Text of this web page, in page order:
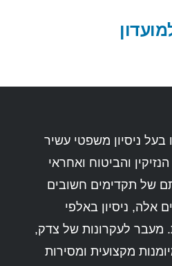
בעל ניסיון משפטי עשיר
והביטוח ואחראי
של תקדימים חשובים
אלה, ניסיון באלפי
מעבר לעקרונות של צדק,
מקצועית ומסירות